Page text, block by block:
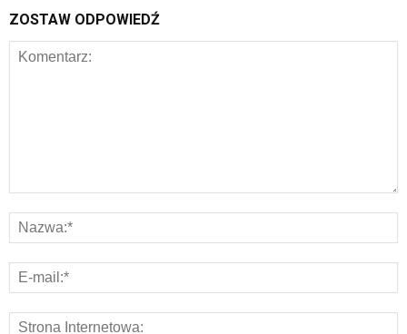
ZOSTAW ODPOWIEDŹ